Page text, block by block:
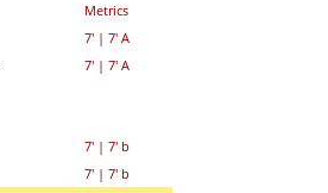
Metrics
7'| 7' A
7'| 7' A
7'| 7' b
7'| 7' b